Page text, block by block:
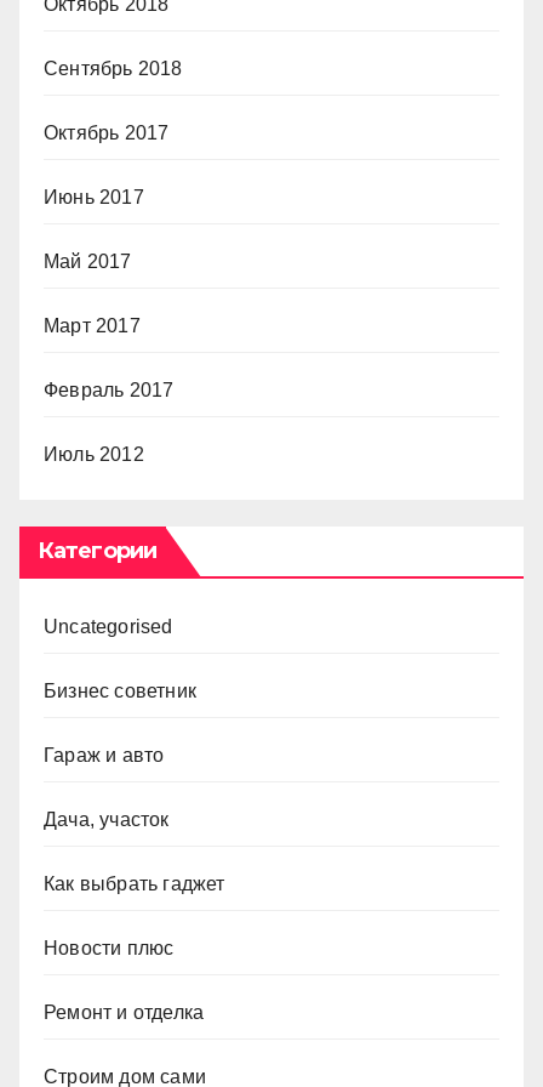
Сентябрь 2018
Октябрь 2017
Июнь 2017
Май 2017
Март 2017
Февраль 2017
Июль 2012
Категории
Uncategorised
Бизнес советник
Гараж и авто
Дача, участок
Как выбрать гаджет
Новости плюс
Ремонт и отделка
Строим дом сами